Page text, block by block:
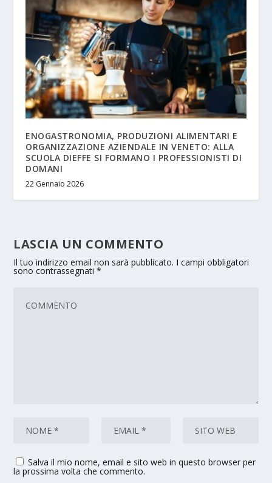
ENOGASTRONOMIA, PRODUZIONI ALIMENTARI E
ORGANIZZAZIONE AZIENDALE IN VENETO: ALLA
SCUOLA DIEFFE SI FORMANO I PROFESSIONISTI DI
DOMANI
22 Gennaio 2026
LASCIA UN COMMENTO
Il tuo indirizzo email non sarà pubblicato. I campi obbligatori
sono contrassegnati*
Salva il mio nome, email e sito web in questo browser per
la prossima volta che commento.